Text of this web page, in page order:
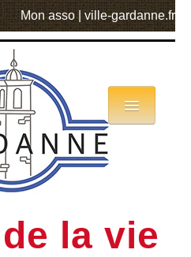
Mon asso ville-gardanne.fr
la vie
MVA